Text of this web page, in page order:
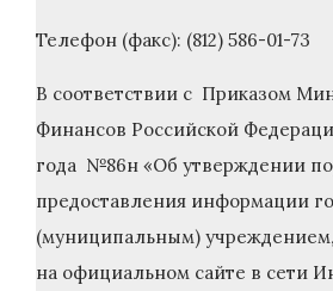
Телефон (факс): (812) 586-01-73
В соответствии с Приказом
Финансов Российской
года №86н «Об утверждении
предоставления информации
(муниципальным)
на официальном сайте в сети